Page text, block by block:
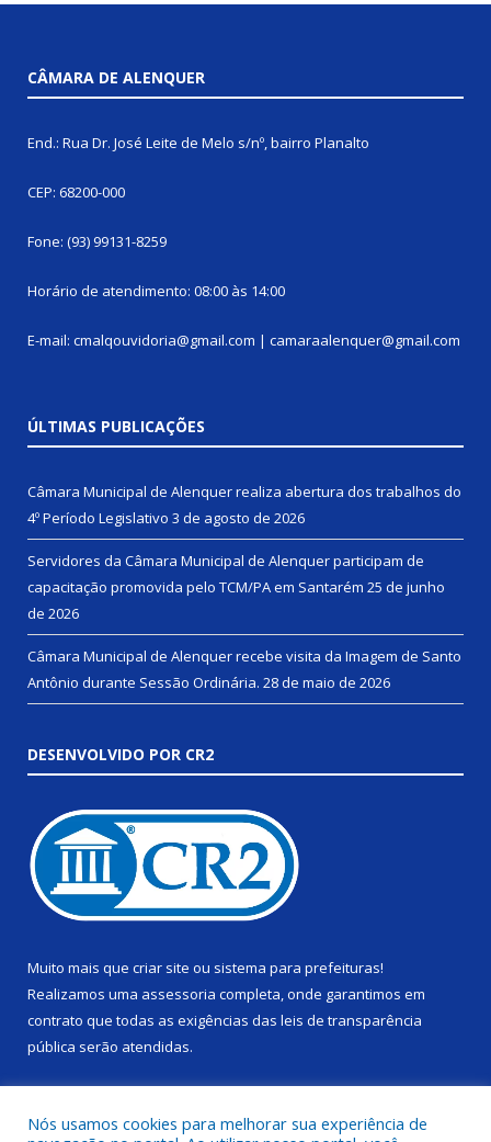
CÂMARA DE ALENQUER
End.: Rua Dr. José Leite de Melo s/nº, bairro Planalto
CEP: 68200-000
Fone: (93) 99131-8259
Horário de atendimento: 08:00 às 14:00
E-mail: cmalqouvidoria@gmail.com | camaraalenquer@gmail.com
ÚLTIMAS PUBLICAÇÕES
Câmara Municipal de Alenquer realiza abertura dos trabalhos do
4º Período Legislativo 3 de agosto de 2026
Servidores da Câmara Municipal de Alenquer participam de
capacitação promovida pelo TCM/PA em Santarém 25 de junho
de 2026
Câmara Municipal de Alenquer recebe visita da Imagem de Santo
Antônio durante Sessão Ordinária. 28 de maio de 2026
DESENVOLVIDO POR CR2
Muito mais que criar site ou sistema para prefeituras!
Realizamos uma assessoria completa, onde garantimos em
contrato que todas as exigências das leis de transparência
pública serão atendidas.
Nós usamos cookies para melhorar sua experiência de